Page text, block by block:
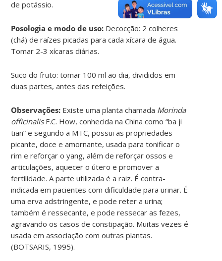
de potássio.
Posologia e modo de uso: Decocção: 2 colheres
(chá) de raízes picadas para cada xícara de água.
Tomar 2-3 xícaras diárias.
Suco do fruto: tomar 100 ml ao dia, divididos em
duas partes, antes das refeições.
Observações: Existe uma planta chamada Morinda
officinalisF.C. How, conhecida na China como “ba ji
tian” e segundo a MTC, possui as propriedades
picante, doce e amornante, usada para tonificar o
rim e reforçar o yang, além de reforçar ossos e
articulações, aquecer o útero e promover a
fertilidade. A parte utilizada é a raiz. É contra-
indicada em pacientes com dificuldade para urinar. É
uma erva adstringente, e pode reter a urina;
também é ressecante, e pode ressecar as fezes,
agravando os casos de constipação. Muitas vezes é
usada em associação com outras plantas.
(BOTSARIS, 1995).